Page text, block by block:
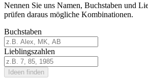
Nennen Sie uns Namen, Buchstaben und
prüfen daraus mögliche Kombinationen.
Buchstaben
Lieblingszahlen
Ideen finden